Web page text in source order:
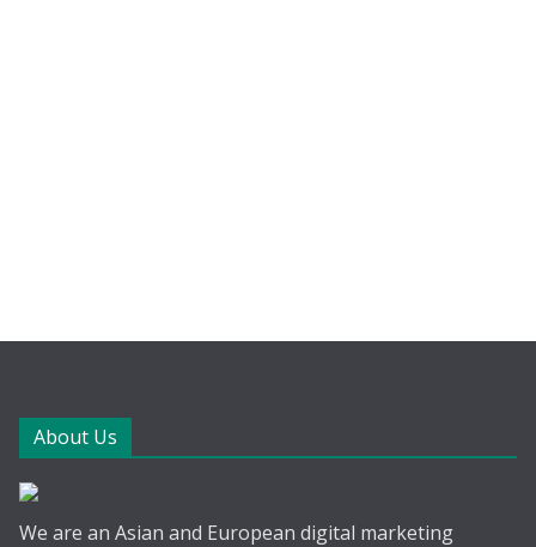
About Us
We are an Asian and European digital marketing